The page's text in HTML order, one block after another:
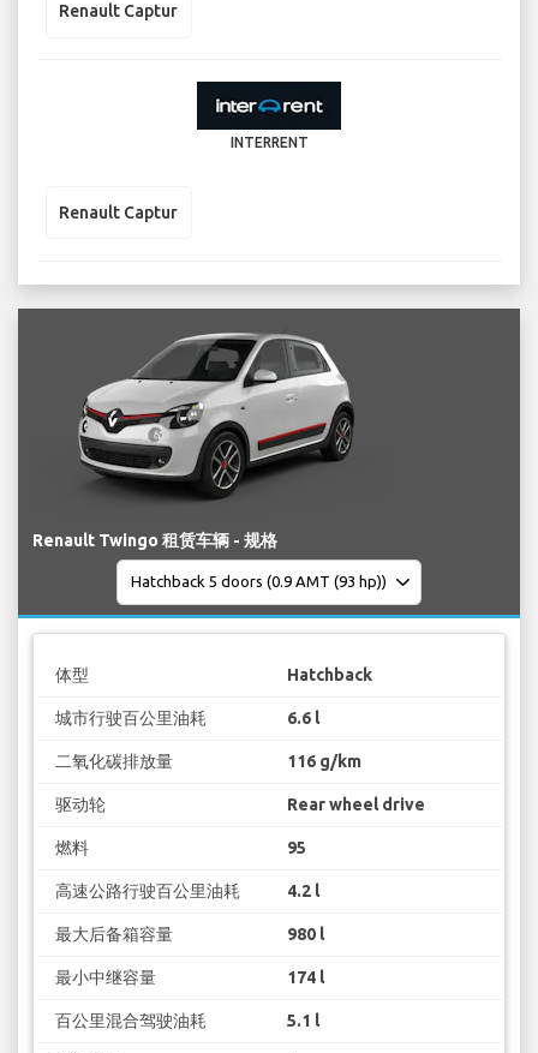
Renault Captur
INTERRENT
Renault Captur
Renault Twingo 租赁车辆 - 规格
体型 Hatchback
城市行驶百公里油耗 6.6 l
二氧化碳排放量 116 g/km
驱动轮 Rear wheel drive
燃料 95
高速公路行驶百公里油耗 4.2 l
最大后备箱容量 980 l
最小中继容量 174 l
百公里混合驾驶油耗 5.1 l